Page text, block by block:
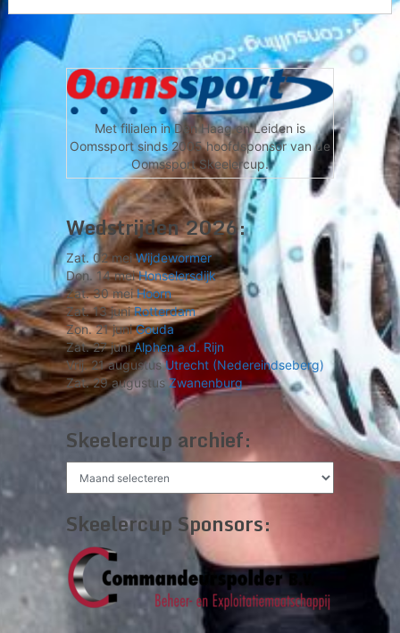
Met filialen in Den Haag en Leiden is
Oomssport sinds 2005 hoofdsponsor van de
Oomssport Skeelercup.
Wedstrijden 2026:
Zat. 02 meiWijdewormer
Don. 14 meiHonselersdijk
Zat. 30 meiHoorn
Zat. 13 juniRotterdam
Zon. 21 juniGouda
Zat. 27 juniAlphen a.d. Rijn
Vrij. 21 augustusUtrecht (Nedereindseberg)
Zat. 29 augustusZwanenburg
Skeelercup archief:
archief:
Skeelercup Sponsors: